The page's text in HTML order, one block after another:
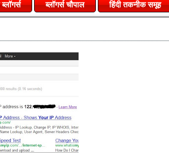
ब्लॉगर्स ब्लॉगर्स चौपाल हिंदी तकनीक समूह